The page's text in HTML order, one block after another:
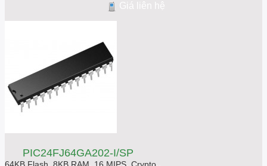
Giá liên hệ
PIC24FJ64GA202-I/SP